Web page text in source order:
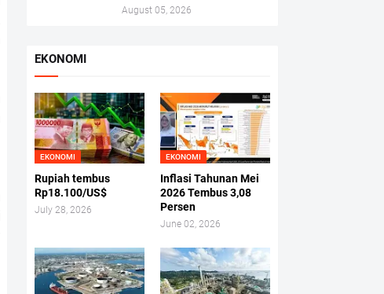
August 05, 2026
EKONOMI
EKONOMI
Rupiah tembus
Rp18.100/US$
July 28, 2026
EKONOMI
Inflasi Tahunan Mei
2026 Tembus 3,08
Persen
June 02, 2026